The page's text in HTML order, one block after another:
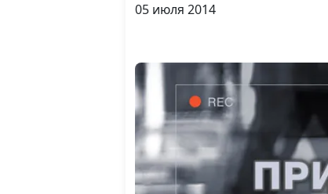
05 июля 2014